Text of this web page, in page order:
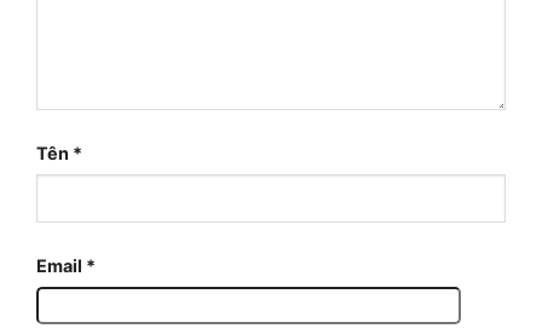
Tên *
Email *